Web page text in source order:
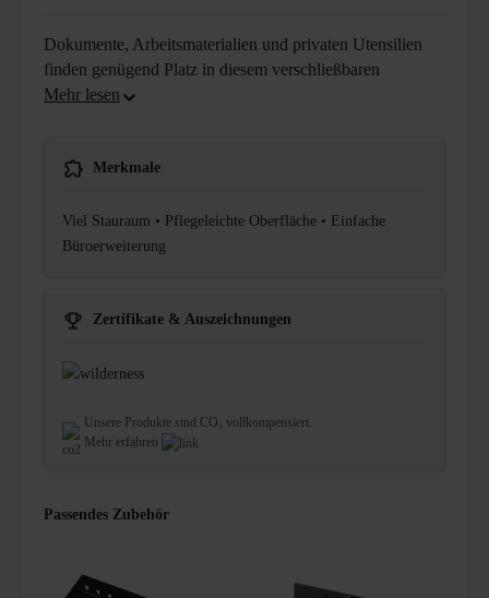
Dokumente, Arbeitsmaterialien und privaten Utensilien
finden genügend Platz in diesem verschließbaren
Merkmale
Viel Stauraum • Pflegeleichte Oberfläche • Einfache
Büroerweiterung
Zertifikate & Auszeichnungen
Unsere Produkte sind CO₂ vollkompensiert.
Mehr erfahren
Passendes Zubehör